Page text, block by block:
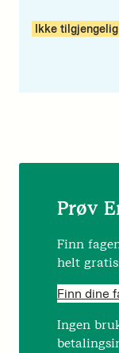
Ikke
Prøv
Finn
helt
Finn dine
Ingen